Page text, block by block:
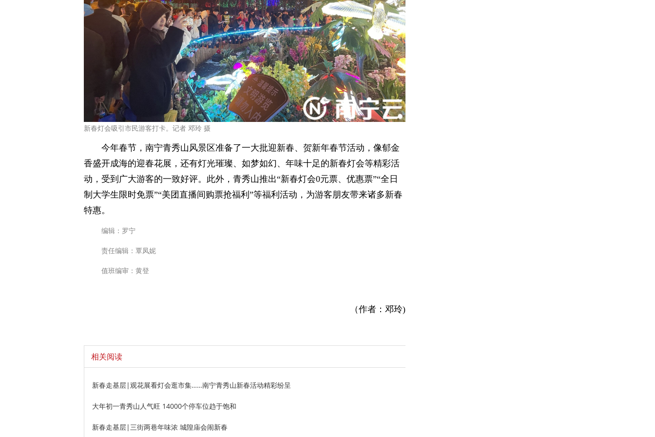
新春灯会吸引市民游客打卡。记者 邓玲 摄
今年春节，南宁青秀山风景区准备了一大批迎新春、贺新年春节活动，像郁金
香盛开成海的迎春花展，还有灯光璀璨、如梦如幻、年味十足的新春灯会等精彩活
动，受到广大游客的一致好评。此外，青秀山推出“新春灯会0元票、优惠票”“全日
制大学生限时免票”“美团直播间购票抢福利”等福利活动，为游客朋友带来诸多新春
特惠。
编辑：罗宁
责任编辑：覃凤妮
值班编审：黄登
（作者：邓玲)
相关阅读
新春走基层|观花展看灯会逛市集……南宁青秀山新春活动精彩纷呈
大年初一青秀山人气旺 14000个停车位趋于饱和
新春走基层|三街两巷年味浓 城隍庙会闹新春